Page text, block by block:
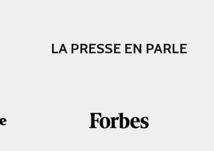
LA PRESSE EN PARLE